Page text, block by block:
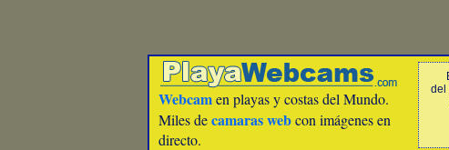
Webcamen playas y costas del Mundo.
Miles decamaras webcon imágenes en
directo.
del